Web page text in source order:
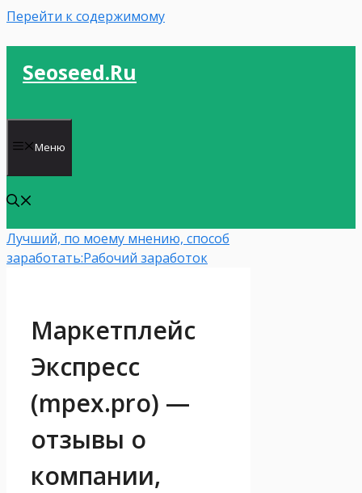
Перейти к содержимому
Seoseed.ru
Меню
Лучший, по моему мнению, способ
заработать:Рабочий заработок
Маркетплейс
Экспресс
(mpex.pro) —
отзывы о
компании,